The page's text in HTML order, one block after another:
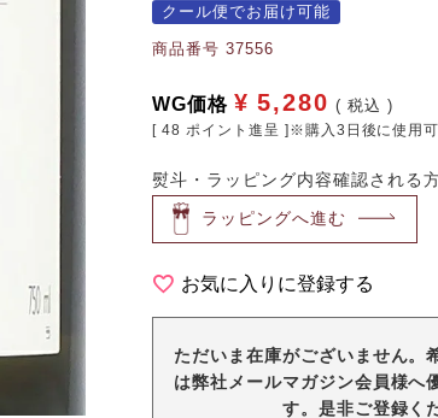
クール便でお届け可能
商品番号 37556
WG価格 ¥ 5,280 税込
[ 48 ポイント進呈 ]※購入3日後に使用可
熨斗・ラッピング内容確認される
ラッピングへ進む
お気に入りに登録する
ただいま在庫がございません。
は弊社メールマガジン会員様へ
す。是非ご登録く